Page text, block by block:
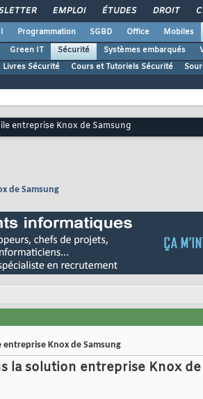
EMPLOI ÉTUDES DROIT
Programmation SGBD Office Mobiles
Green IT Sécurité Systèmes embarqués
Livres Sécurité Cours et Tutoriels Sécurité
entreprise Knox de Samsung
de Samsung
Knox de Samsung
la solution entreprise Knox de